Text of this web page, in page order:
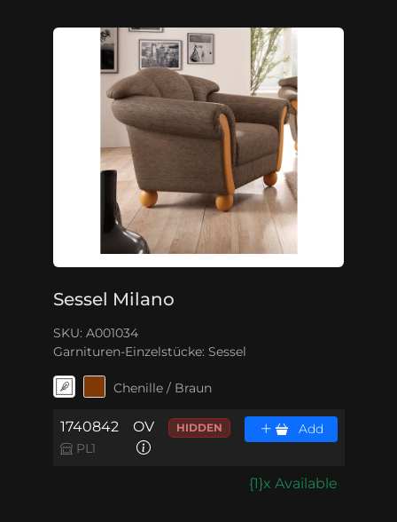
Sessel Milano
SKU: A001034
Garnituren-Einzelstücke: Sessel
Chenille / Braun
1740842
PL1
OV HIDDEN Add
{1}x Available